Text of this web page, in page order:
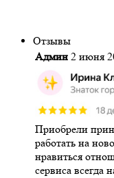
Отзывы
Админ 2 июня
Приобрели
работать на
нравиться
сервиса всегда